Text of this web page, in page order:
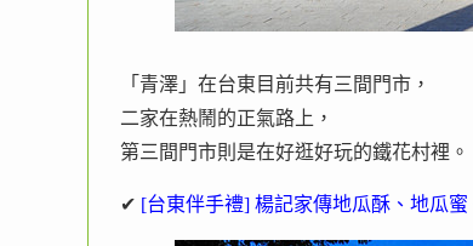
「青澤」在台東目前共有三間門市，
二家在熱鬧的正氣路上，
第三間門市則是在好逛好玩的鐵花村裡。
✔ [台東伴手禮] 楊記家傳地瓜酥、地瓜